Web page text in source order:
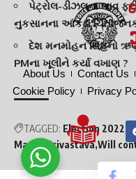
પેટ્રોલ-ડીઝલના ભાવ
નુકસાનના આંકડા ચિંતાજનક,
દેશ મનમોહન સિંહનો
PMના ખૂલીને કર્યા વખાણ ?
TAGGED: Election 2022
Madhu Srivastava Will
About Us Contact Us
Cookie Policy
Privacy